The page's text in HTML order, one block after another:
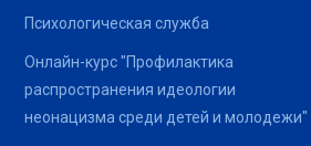
Психологическая служба
Онлайн-курс "Профилактика
распространения идеологии
неонацизма среди детей и молодежи"